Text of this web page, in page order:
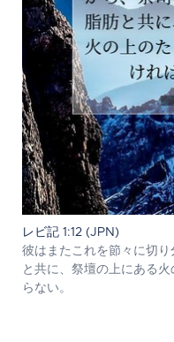
レビ記 1:12 (JPN)
彼はまたこれを節々に切
と共に、祭壇の上にある
らない。